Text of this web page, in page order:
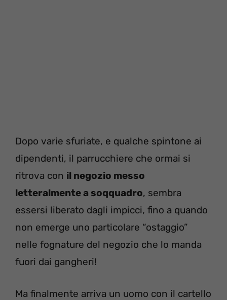
Dopo varie sfuriate, e qualche spintone ai
dipendenti, il parrucchiere che ormai si
ritrova con il negozio messo
letteralmente a soqquadro, sembra
essersi liberato dagli impicci, fino a quando
non emerge uno particolare “ostaggio”
nelle fognature del negozio che lo manda
fuori dai gangheri!
Ma finalmente arriva un uomo con il cartello